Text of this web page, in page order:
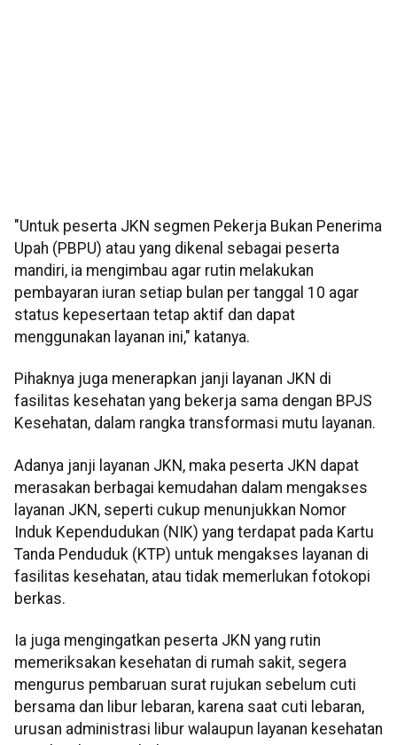
"Untuk peserta JKN segmen Pekerja Bukan Penerima
Upah (PBPU) atau yang dikenal sebagai peserta
mandiri, ia mengimbau agar rutin melakukan
pembayaran iuran setiap bulan per tanggal 10 agar
status kepesertaan tetap aktif dan dapat
menggunakan layanan ini," katanya.
Pihaknya juga menerapkan janji layanan JKN di
fasilitas kesehatan yang bekerja sama dengan BPJS
Kesehatan, dalam rangka transformasi mutu layanan.
Adanya janji layanan JKN, maka peserta JKN dapat
merasakan berbagai kemudahan dalam mengakses
layanan JKN, seperti cukup menunjukkan Nomor
Induk Kependudukan (NIK) yang terdapat pada Kartu
Tanda Penduduk (KTP) untuk mengakses layanan di
fasilitas kesehatan, atau tidak memerlukan fotokopi
berkas.
Ia juga mengingatkan peserta JKN yang rutin
memeriksakan kesehatan di rumah sakit, segera
mengurus pembaruan surat rujukan sebelum cuti
bersama dan libur lebaran, karena saat cuti lebaran,
urusan administrasi libur walaupun layanan kesehatan